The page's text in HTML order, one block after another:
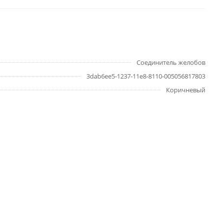
Соединитель желобов
3dab6ee5-1237-11e8-8110-005056817803
Коричневый